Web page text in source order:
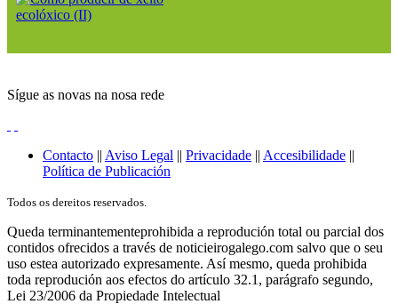
Sígue as novas na nosa rede
Contacto || Aviso Legal || Privacidade || Accesibilidade ||
Política de Publicación
Todos os dereitos reservados.
Queda terminantementeprohibida a reprodución total ou parcial dos
contidos ofrecidos a través de noticieirogalego.com salvo que o seu
uso estea autorizado expresamente. Así mesmo, queda prohibida
toda reprodución aos efectos do artículo 32.1, parágrafo segundo,
Lei 23/2006 da Propiedade Intelectual